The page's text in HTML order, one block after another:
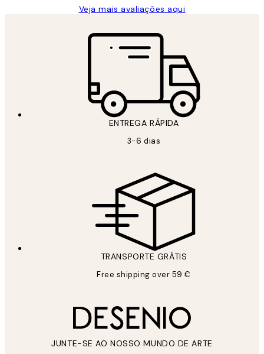
Veja mais avaliações aqui
ENTREGA RÁPIDA
3-6 dias
TRANSPORTE GRÁTIS
Free shipping over 59 €
JUNTE-SE AO NOSSO MUNDO DE ARTE